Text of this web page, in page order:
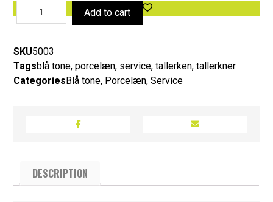
Add to cart
SKU5003
Tagsblå tone,porcelæn, service,tallerken,tallerkner
Categories Blå tone, Porcelæn,Service
DESCRIPTION